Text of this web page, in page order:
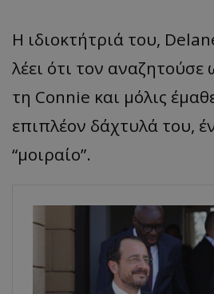
Η ιδιοκτήτριά του,
λέει ότι τον
τη Connie και μόλις
επιπλέον δάχτυλά του,
“μοιραίο”.